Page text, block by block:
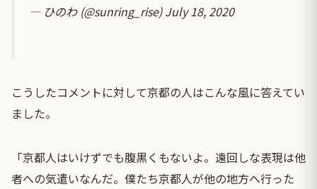
— ひのわ (@sunring_rise)July 18, 2020
こうしたコメントに対して京都の人はこんな風に答えてい
ました。
「京都人はいけずでも腹黒くもないよ。遠回しな表現は他
者への気遣いなんだ。僕たち京都人が他の地方へ行った